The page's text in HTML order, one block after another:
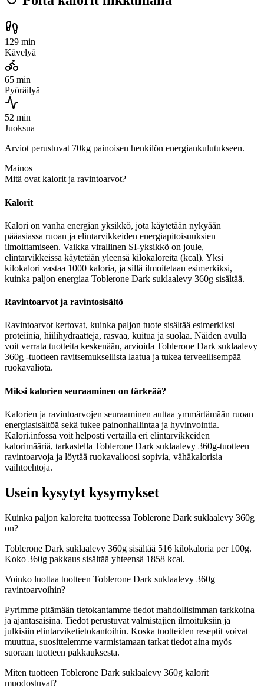
129 min
Kävelyä
65 min
Pyöräilyä
52 min
Juoksua
Arviot perustuvat 70kg painoisen henkilön energiankulutukseen.
Mainos
Mitä ovat kalorit ja ravintoarvot?
Kalorit
Kalori on vanha energian yksikkö, jota käytetään nykyään
pääasiassa ruoan ja elintarvikkeiden energiapitoisuuksien
ilmoittamiseen. Vaikka virallinen SI-yksikkö on joule,
elintarvikkeissa käytetään yleensä kilokaloreita (kcal). Yksi
kilokalori vastaa 1000 kaloria, ja sillä ilmoitetaan esimerkiksi,
kuinka paljon energiaa Toblerone Dark suklaalevy 360g sisältää.
Ravintoarvot ja ravintosisältö
Ravintoarvot kertovat, kuinka paljon tuote sisältää esimerkiksi
proteiinia, hiilihydraatteja, rasvaa, kuitua ja suolaa. Näiden avulla
voit verrata tuotteita keskenään, arvioida Toblerone Dark suklaalevy
360g -tuotteen ravitsemuksellista laatua ja tukea terveellisempää
ruokavaliota.
Miksi kalorien seuraaminen on tärkeää?
Kalorien ja ravintoarvojen seuraaminen auttaa ymmärtämään ruoan
energiasisältöä sekä tukee painonhallintaa ja hyvinvointia.
Kalori.infossa voit helposti vertailla eri elintarvikkeiden
kalorimääriä, tarkastella Toblerone Dark suklaalevy 360g-tuotteen
ravintoarvoja ja löytää ruokavalioosi sopivia, vähäkalorisia
vaihtoehtoja.
Usein kysytyt kysymykset
Kuinka paljon kaloreita tuotteessa Toblerone Dark suklaalevy 360g
on?
Toblerone Dark suklaalevy 360g sisältää 516 kilokaloria per 100g.
Koko 360g pakkaus sisältää yhteensä 1858 kcal.
Voinko luottaa tuotteen Toblerone Dark suklaalevy 360g
ravintoarvoihin?
Pyrimme pitämään tietokantamme tiedot mahdollisimman tarkkoina
ja ajantasaisina. Tiedot perustuvat valmistajien ilmoituksiin ja
julkisiin elintarviketietokantoihin. Koska tuotteiden reseptit voivat
muuttua, suosittelemme varmistamaan tarkat tiedot aina myös
suoraan tuotteen pakkauksesta.
Miten tuotteen Toblerone Dark suklaalevy 360g kalorit
muodostuvat?